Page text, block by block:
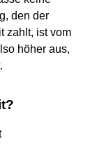
den der
zahlt, ist vom
höher aus,